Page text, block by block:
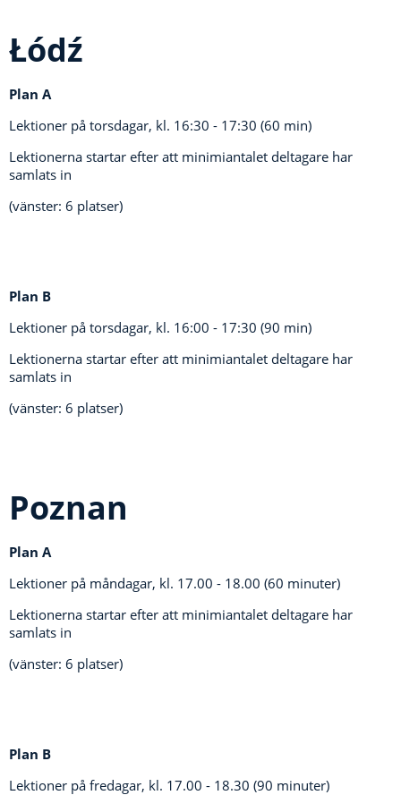
Łódź
Plan A
Lektioner på torsdagar, kl. 16:30 - 17:30 (60 min)
Lektionerna startar efter att minimiantalet deltagare har
samlats in
(vänster: 6 platser)
Plan B
Lektioner på torsdagar, kl. 16:00 - 17:30 (90 min)
Lektionerna startar efter att minimiantalet deltagare har
samlats in
(vänster: 6 platser)
Poznan
Plan A
Lektioner på måndagar, kl. 17.00 - 18.00 (60 minuter)
Lektionerna startar efter att minimiantalet deltagare har
samlats in
(vänster: 6 platser)
Plan B
Lektioner på fredagar, kl. 17.00 - 18.30 (90 minuter)